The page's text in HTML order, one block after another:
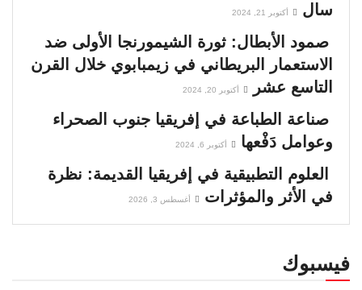
سال
أكتوبر 21, 2024
صمود الأبطال: ثورة الشيمورنجا الأولى ضد
الاستعمار البريطاني في زيمبابوي خلال القرن
التاسع عشر
أكتوبر 20, 2024
صناعة الطباعة في إفريقيا جنوب الصحراء
وعوامل دَفْعها
أكتوبر 6, 2024
العلوم التطبيقية في إفريقيا القديمة: نظرة
في الأثر والمؤثرات
أغسطس 3, 2026
فيسبوك